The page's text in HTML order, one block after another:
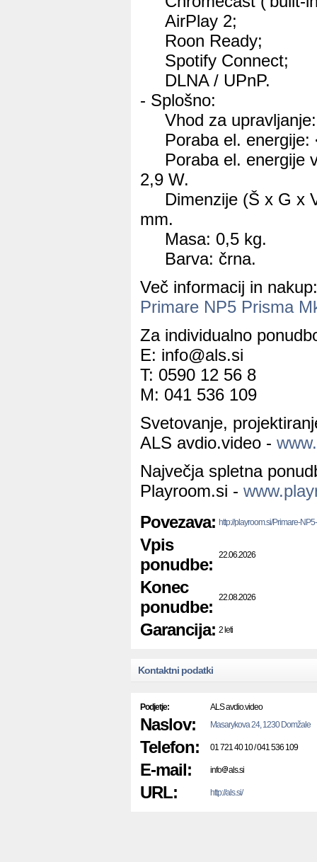
AirPlay 2;
Roon Ready;
Spotify Connect;
DLNA / UPnP.
- Splošno:
Vhod za upravljanje:
Poraba el. energije:
Poraba el. energije
2,9 W.
Dimenzije (Š x G x
mm.
Masa: 0,5 kg.
Barva: črna.
Več informacij in nakup:
Primare NP5 Prisma
Za individualno
E: info@als.si
T: 0590 12 56 8
M: 041 536 109
Svetovanje,
ALS avdio.video -
Največja spletna
Playroom.si -
Povezava: http://playroom.si/Primare-
Vpis
ponudbe:
22.06.2026
Konec
ponudbe:
22.08.2026
Garancija: 2 leti
Kontaktni podatki
Podjetje: ALS avdio.video
Naslov: Masarykova 24, 1230 Domžale
Telefon: 01 721 40 10 / 041 536 109
E-mail: info als.si
URL: http://als.si/